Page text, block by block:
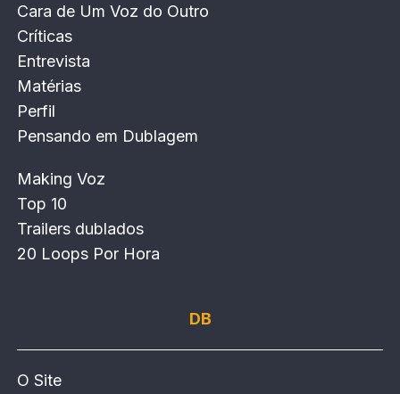
Cara de Um Voz do Outro
Críticas
Entrevista
Matérias
Perfil
Pensando em Dublagem
Making Voz
Top 10
Trailers dublados
20 Loops Por Hora
DB
O Site